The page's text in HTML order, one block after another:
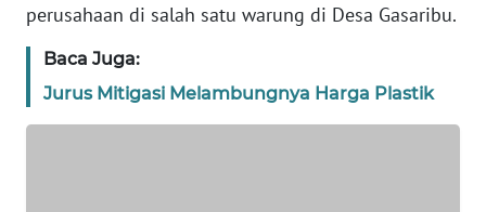
perusahaan di salah satu warung di Desa Gasaribu.
Baca Juga:
Jurus Mitigasi Melambungnya Harga Plastik
DISCLAIMER
Wahana
Regional